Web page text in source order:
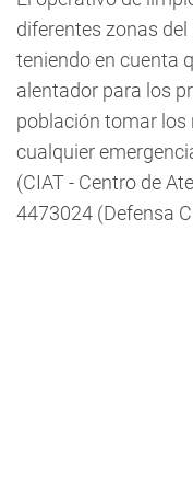
diferentes zonas
teniendo en cuenta
alentador para los
población tomar los
cualquier
(CIAT - Centro de
4473024 (Defensa